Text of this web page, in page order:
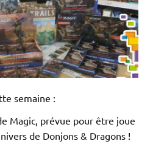
semaine :
Magic, prévue pour être joue
de Donjons & Dragons !